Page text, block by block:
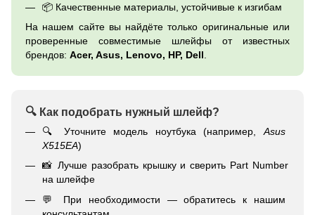
📦 Качественные материалы, устойчивые к изгибам
На нашем сайте вы найдёте только оригинальные или
проверенные совместимые шлейфы от известных
брендов: Acer, Asus, Lenovo, HP, Dell
🔍 Как подобрать нужный шлейф?
🔍 Уточните модель ноутбука (например, Asus
X515EA)
📸 Лучше разобрать крышку и сверить Part Number
на шлейфе
💬 При необходимости — обратитесь к нашим